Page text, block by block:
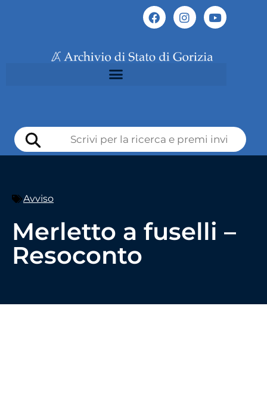
Avviso
Merletto a fuselli –
Resoconto